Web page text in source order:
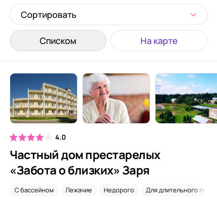
Сортировать
Списком На карте
4.0
Частный дом престарелых
«Забота о близких» Заря
С бассейном Лежачие Недорого Для длительного